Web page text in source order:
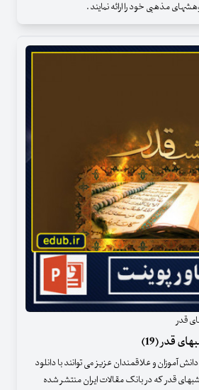
مذهبی خود را ارائه نمایند .
قدر
قدر (19)
آموزان و علاقمندان عزیز می توانند با دانلود
شبهای قدر که در بانک مقالات ایران منتشر شده